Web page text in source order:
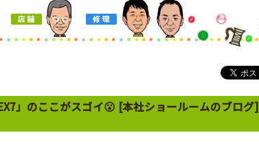
」のここがスゴイ😮 [本社ショールームのブログ]